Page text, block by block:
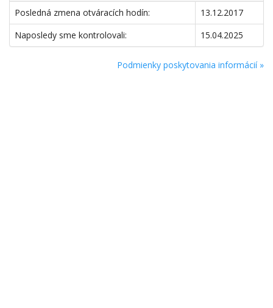
Posledná zmena otváracích hodín:
13.12.2017
Naposledy sme kontrolovali:
15.04.2025
Podmienky poskytovania informácií »